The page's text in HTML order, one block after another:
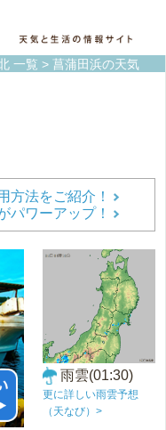
一覧 > 菖蒲田浜の天気
方法をご紹介！
パワーアップ！
雨雲(01:30)
更に詳しい雨雲予想
（天なび）>